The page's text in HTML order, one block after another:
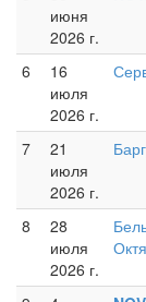
июня
2026 г.
6
16
июля
2026 г.
7
21
июля
2026 г.
8
28
июля
2026 г.